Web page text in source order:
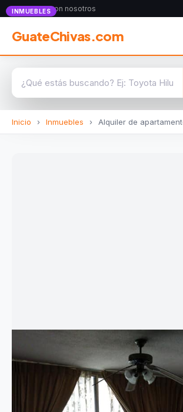
Anunciate con nosotros
GuateChivas.com
Inicio › Inmuebles › Alquiler de
INMUEBLES